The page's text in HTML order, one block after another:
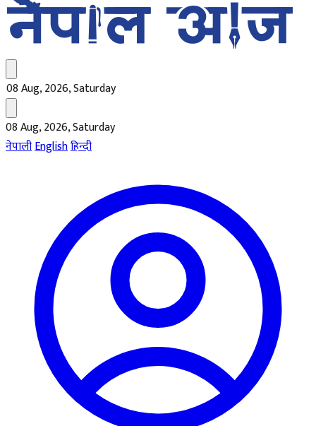
08 Aug, 2026, Saturday
08 Aug, 2026, Saturday
नेपालीEnglishहिन्दी